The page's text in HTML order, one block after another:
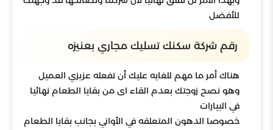
للأفضل
رقم شركة سكنك تسليك مجاري بعنيزه
هناك أمر ما مهم للغايه عليك أن تفعله عزيزي العميل
وهو نصح زوجتك بعدم القاء اى من بقايا الطعام نهائيا
في البيارات
خصوصا الدهون المتعلقه في الأواني بجانب بقايا الطعام